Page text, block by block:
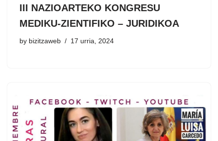
III NAZIOARTEKO KONGRESU
MEDIKU-ZIENTIFIKO – JURIDIKOA
by bizitzaweb 17 urria, 2024